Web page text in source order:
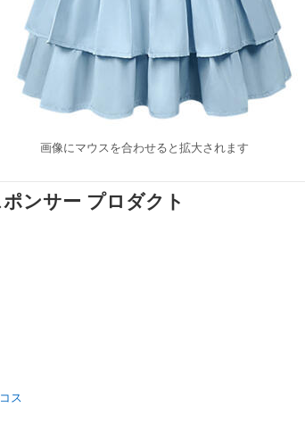
画像にマウスを合わせると拡大されます
ンサー プロダクト
ス